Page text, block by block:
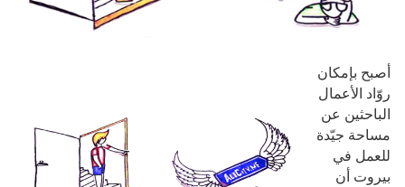
أصبح بإمكان
روّاد الأعمال
الباحثين عن
مساحة جيّدة
للعمل في
بيروت أن